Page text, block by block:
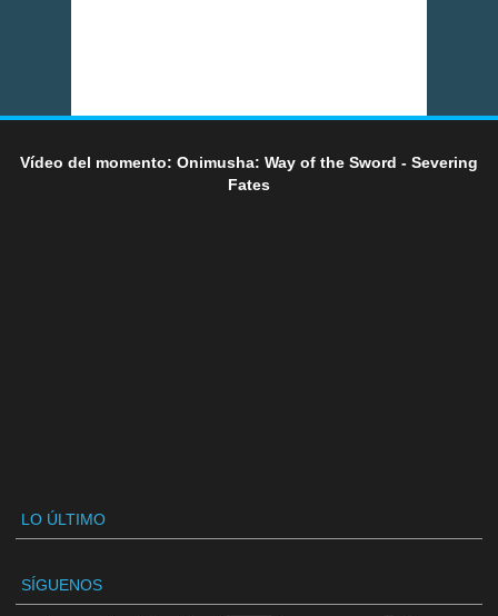
Vídeo del momento: Onimusha: Way of the Sword - Severing
Fates
LO ÚLTIMO
SÍGUENOS